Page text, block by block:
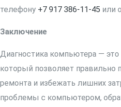
телефону +7 917 386-11-45 или
Заключение
Диагностика компьютера —
который позволяет правильно
ремонта и избежать лишних
проблемы с компьютером,